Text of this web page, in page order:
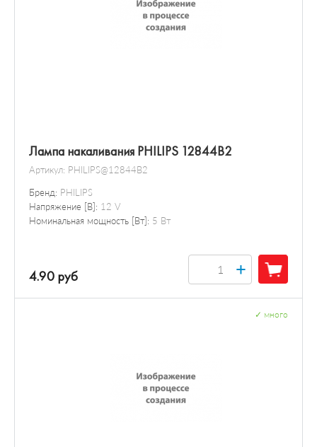
Лампа накаливания PHILIPS 12844B2
Артикул: PHILIPS@12844B2
Бренд: PHILIPS
Напряжение [В]: 12 V
Номинальная мощность [Вт]: 5 Вт
4.90 руб +
много